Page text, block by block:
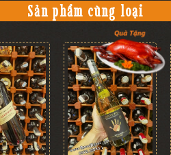
Sản phẩm cùng loại